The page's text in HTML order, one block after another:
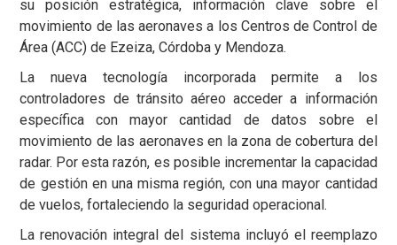
su posición estratégica, información clave sobre el
movimiento de las aeronaves a los Centros de Control de
Área (ACC) de Ezeiza, Córdoba y Mendoza.
La nueva tecnología incorporada permite a los
controladores de tránsito aéreo acceder a información
específica con mayor cantidad de datos sobre el
movimiento de las aeronaves en la zona de cobertura del
radar. Por esta razón, es posible incrementar la capacidad
de gestión en una misma región, con una mayor cantidad
de vuelos, fortaleciendo la seguridad operacional.
La renovación integral del sistema incluyó el reemplazo